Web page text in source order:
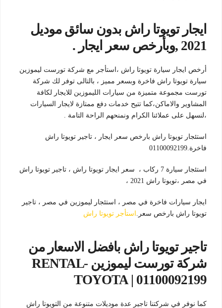
ايجار تويوتا راش بدون سائق موديل
2021 ,وبأرخص سعر ايجار .
أرخص ايجار سيارة تويوتا راش ،استأجر مع شركة تورست ليموزين
سيارة تويوتا راش فاخرة وبسعر مميز ، بالتالى توفر لك شركة
تورست مجموعة متميزة من سيارات الليموزين للايجار لكافة
المشاوير والاماكن،كما تتيح خدمات دفع ممتازة لايجار السيارات
،لنسهل على عملائنا الكرام ونمنحهم الراحة التامة .
استئجار تويوتا راش بارخص سعر ايجار ، تاجير تويوتا راش
فاخرة.01100092199
استئجار سيارة 7 ركاب ، سعر ايجار تويوتا راش ، تاجير تويوتا راش
في مصر ،تويوتا راش 2021 ،
ايجار سيارات فاخرة في مصر ، استئجار ليموزين في مصر ، تاجير
تويوتا راش بارخص سعر. استأجر تويوتا راش
تاجير تويوتا راش بافضل الاسعار من
شركة تورست ليموزين -RENTAL
TOYOTA | 01100092199
كما نوفر في شركتنا تاجير عدة موديلات متنوعة من التويوتا راش